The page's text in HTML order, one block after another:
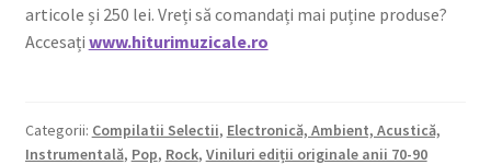
articole și 250 lei. Vreți să comandați mai puține produse?
Accesați www.hiturimuzicale.ro
Categorii: Compilatii Selectii, Electronică, Ambient, Acustică,
Instrumentală, Pop, Rock, Viniluri ediții originale anii 70-90